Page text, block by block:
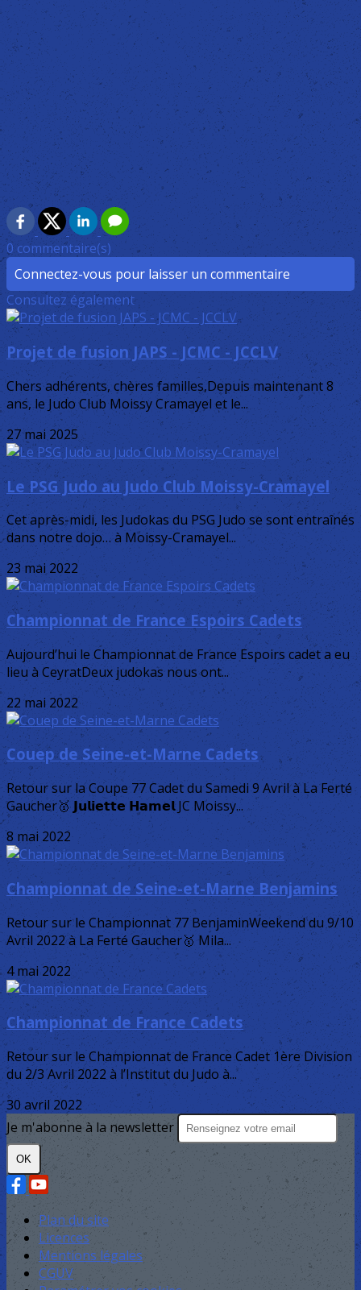
0 commentaire(s)
Connectez-vous pour laisser un commentaire
Consultez également
Projet de fusion JAPS - JCMC - JCCLV
Chers adhérents, chères familles,Depuis maintenant 8
ans, le Judo Club Moissy Cramayel et le...
27 mai 2025
Le PSG Judo au Judo Club Moissy-Cramayel
Cet après-midi, les Judokas du PSG Judo se sont entraînés
dans notre dojo… à Moissy-Cramayel...
23 mai 2022
Championnat de France Espoirs Cadets
Aujourd’hui le Championnat de France Espoirs cadet a eu
lieu à CeyratDeux judokas nous ont...
22 mai 2022
Couep de Seine-et-Marne Cadets
Retour sur la Coupe 77 Cadet du Samedi 9 Avril à La Ferté
Gaucher🥇 𝗝𝘂𝗹𝗶𝗲𝘁𝘁𝗲 𝗛𝗮𝗺𝗲𝗹 JC Moissy...
8 mai 2022
Championnat de Seine-et-Marne Benjamins
Retour sur le Championnat 77 BenjaminWeekend du 9/10
Avril 2022 à La Ferté Gaucher🥇 Mila...
4 mai 2022
Championnat de France Cadets
Retour sur le Championnat de France Cadet 1ère Division
du 2/3 Avril 2022 à l’Institut du Judo à...
30 avril 2022
Je m'abonne à la newsletter
OK
Plan du site
Licences
Mentions légales
CGUV